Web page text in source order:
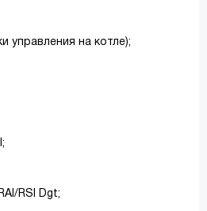
управления на котле);
RSI Dgt;